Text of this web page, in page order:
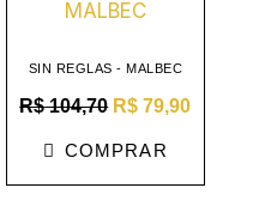
SIN REGLAS - MALBEC
R$104,70
original
R$ 104,70.
R$ 79,90
COMPRAR